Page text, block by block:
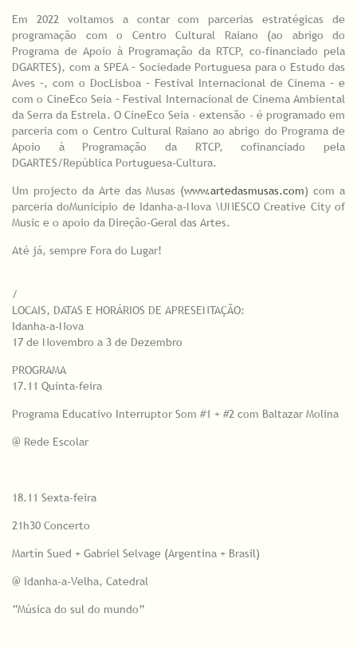
Em 2022 voltamos a contar com parcerias estratégicas de
programação com o Centro Cultural Raiano (ao abrigo do
Programa de Apoio à Programação da RTCP, co-financiado pela
DGARTES), com a SPEA – Sociedade Portuguesa para o Estudo das
Aves –, com o DocLisboa – Festival Internacional de Cinema – e
com o CineEco Seia – Festival Internacional de Cinema Ambiental
da Serra da Estrela. O CineEco Seia - extensão - é programado em
parceria com o Centro Cultural Raiano ao abrigo do Programa de
Apoio à Programação da RTCP, cofinanciado pela
DGARTES/República Portuguesa-Cultura.
Um projecto da Arte das Musas (www.artedasmusas.com) com a
parceria doMunicípio de Idanha-a-Nova \UNESCO Creative City of
Music e o apoio da Direção-Geral das Artes.
Até já, sempre Fora do Lugar!
/
LOCAIS, DATAS E HORÁRIOS DE APRESENTAÇÃO:
Idanha-a-Nova
17 de Novembro a 3 de Dezembro
PROGRAMA
17.11 Quinta-feira
Programa Educativo Interruptor Som #1 + #2 com Baltazar Molina
@ Rede Escolar
18.11 Sexta-feira
21h30 Concerto
Martín Sued + Gabriel Selvage (Argentina + Brasil)
@ Idanha-a-Velha, Catedral
“Música do sul do mundo”